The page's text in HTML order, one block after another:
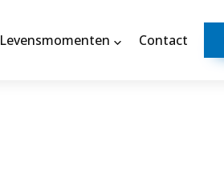
Levensmomenten Contact